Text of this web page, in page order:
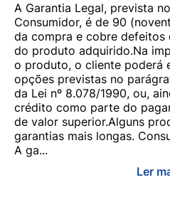
A Garantia Legal, prevista
Consumidor, é de 90
da compra e cobre
do produto adquirido.Na
o produto, o cliente poderá
opções previstas no
da Lei nº 8.078/1990, ou,
crédito como parte do
de valor superior.Alguns
garantias mais longas.
A ga...
Ler